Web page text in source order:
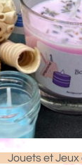
Jouets et Jeux